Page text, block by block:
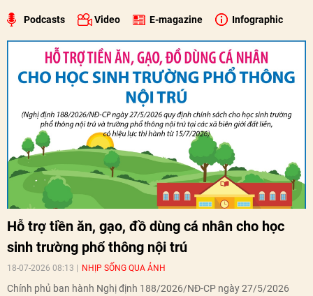
Podcasts Video E-magazine Infographic
Hỗ trợ tiền ăn, gạo, đồ dùng cá nhân cho học
sinh trường phổ thông nội trú
18-07-2026 08:13 NHỊP SỐNG QUA ẢNH
Chính phủ ban hành Nghị định 188/2026/NĐ-CP ngày 27/5/2026